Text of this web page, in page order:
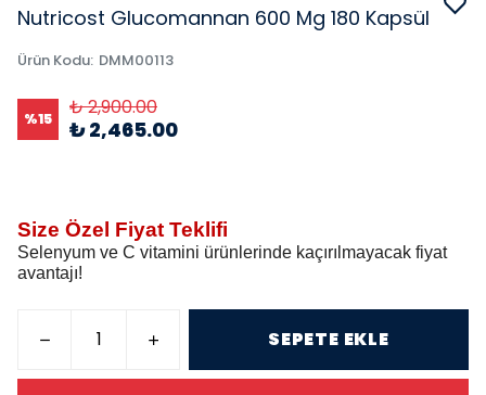
Nutricost Glucomannan 600 Mg 180 Kapsül
Ürün Kodu: DMM00113
%15 ₺ 2,900.00
₺ 2,465.00
Size Özel Fiyat Teklifi
Selenyum ve C vitamini ürünlerinde kaçırılmayacak fiyat
avantajı!
SEPETE EKLE